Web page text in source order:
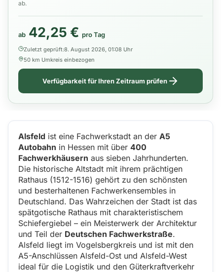
ab.
ab 42,25 € pro Tag
Zuletzt geprüft:8. August 2026, 01:08 Uhr
50 km Umkreis einbezogen
Verfügbarkeit für Ihren Zeitraum prüfen
Alsfeld ist eine Fachwerkstadt an der A5
Autobahn in Hessen mit über 400
Fachwerkhäusern aus sieben Jahrhunderten.
Die historische Altstadt mit ihrem prächtigen
Rathaus (1512-1516) gehört zu den schönsten
und besterhaltenen Fachwerkensembles in
Deutschland. Das Wahrzeichen der Stadt ist das
spätgotische Rathaus mit charakteristischem
Schiefergiebel – ein Meisterwerk der Architektur
und Teil der Deutschen Fachwerkstraße.
Alsfeld liegt im Vogelsbergkreis und ist mit den
A5-Anschlüssen Alsfeld-Ost und Alsfeld-West
ideal für die Logistik und den Güterkraftverkehr